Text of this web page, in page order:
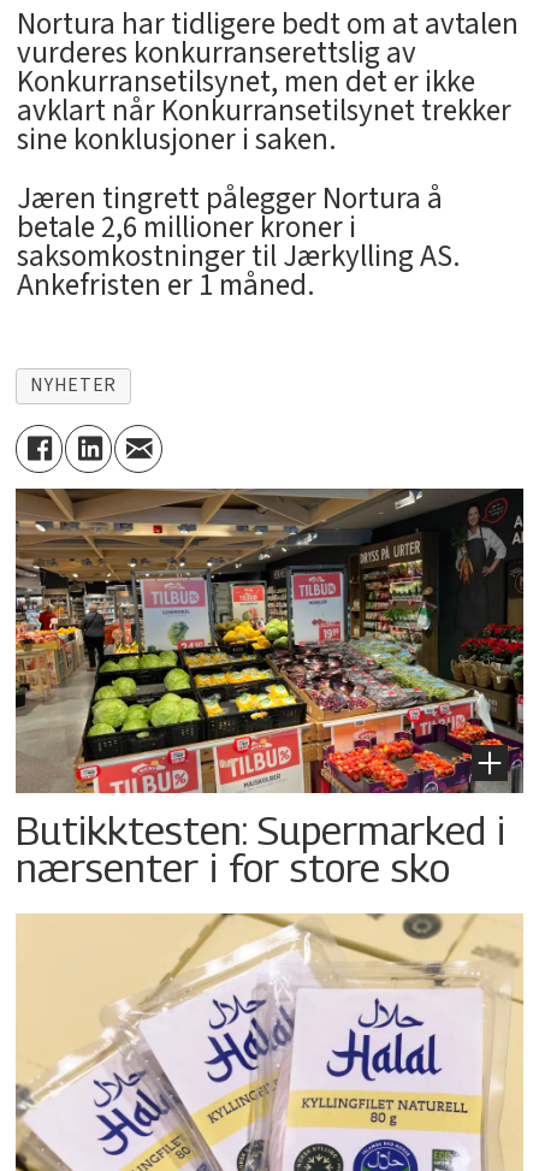
Nortura har tidligere bedt om at avtalen
vurderes konkurranserettslig av
Konkurransetilsynet, men det er ikke
avklart når Konkurransetilsynet trekker
sine konklusjoner i saken.
Jæren tingrett pålegger Nortura å
betale 2,6 millioner kroner i
saksomkostninger til Jærkylling AS.
Ankefristen er 1 måned.
NYHETER
Butikktesten: Supermarked i
nærsenter i for store sko